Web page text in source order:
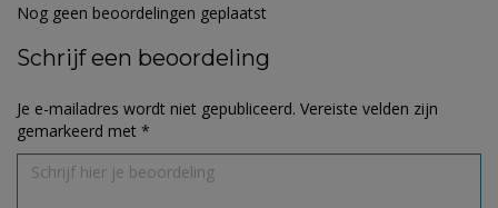
Nog geen beoordelingen geplaatst
Schrijf een beoordeling
Je e-mailadres wordt niet gepubliceerd. Vereiste velden zijn
gemarkeerd met *